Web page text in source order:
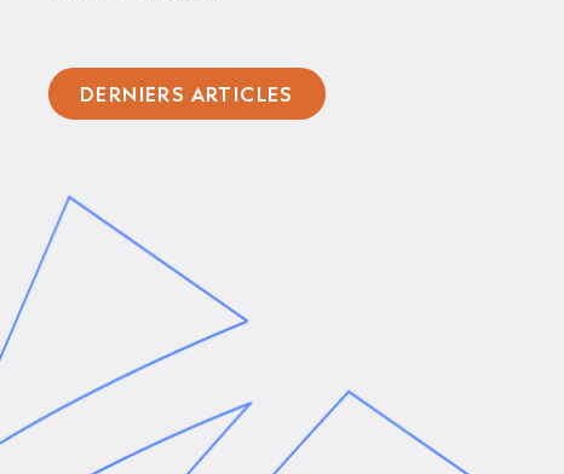
DERNIERS ARTICLES